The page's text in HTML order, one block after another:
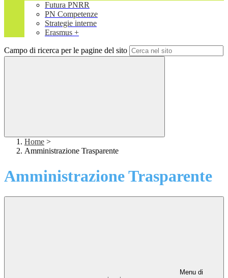
Futura PNRR
PN Competenze
Strategie interne
Erasmus +
Campo di ricerca per le pagine del sito
Home >
Amministrazione Trasparente
Amministrazione Trasparente
Menu di